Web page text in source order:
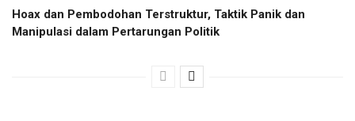
Hoax dan Pembodohan Terstruktur, Taktik Panik dan
Manipulasi dalam Pertarungan Politik